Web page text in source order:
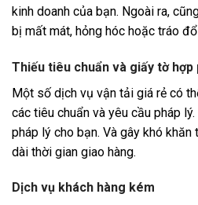
kinh doanh của bạn. Ngoài ra,
bị mất mát, hỏng hóc hoặc tráo
Thiếu tiêu chuẩn và giấy tờ hợp
Một số dịch vụ vận tải giá rẻ có
các tiêu chuẩn và yêu cầu pháp
pháp lý cho bạn. Và gây khó
dài thời gian giao hàng.
Dịch vụ khách hàng kém